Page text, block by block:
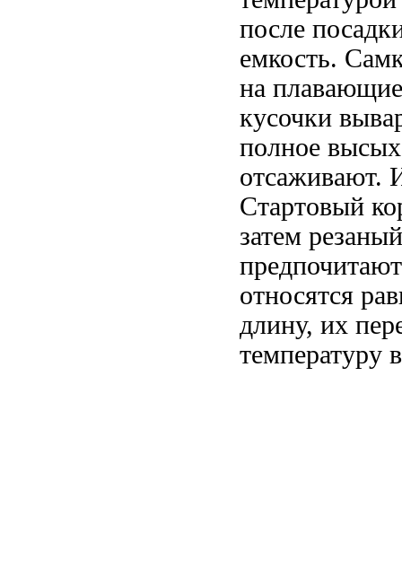
после
емкость.
на плавающие
кусочки
полное
отсаживают.
Стартовый
затем
относятся
длину, их
температуру